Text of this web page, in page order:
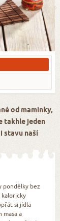
od maminky,
takhle jeden
stavu naší
pondělky bez
kaloricky
si jídla
masa a